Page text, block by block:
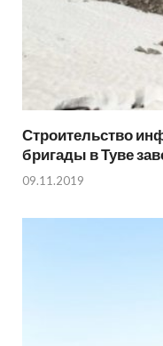
Строительство
бригады в Туве
09.11.2019